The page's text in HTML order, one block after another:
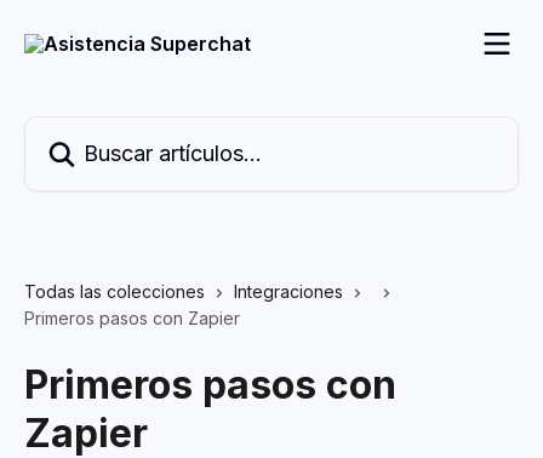
Todas las colecciones
Integraciones
Primeros pasos con Zapier
Primeros pasos con
Zapier